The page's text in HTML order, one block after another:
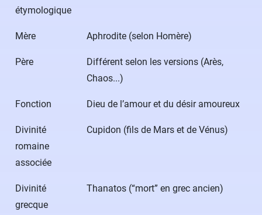
étymologique
Mère Aphrodite (selon Homère)
Père
Différent selon les versions (Arès,
Chaos...)
Fonction Dieu de l’amour et du désir amoureux
Divinité
romaine
associée
Cupidon (fils de Mars et de Vénus)
Divinité
grecque
Thanatos (“mort” en grec ancien)